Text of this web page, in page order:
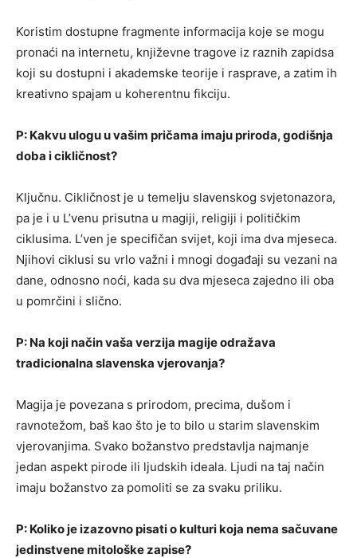
Koristim dostupne fragmente informacija koje se mogu
pronaći na internetu, književne tragove iz raznih zapidsa
koji su dostupni i akademske teorije i rasprave, a zatim ih
kreativno spajam u koherentnu fikciju.
P: Kakvu ulogu u vašim pričama imaju priroda, godišnja
doba i cikličnost?
Ključnu. Cikličnost je u temelju slavenskog svjetonazora,
pa je i u L’venu prisutna u magiji, religiji i političkim
ciklusima. L’ven je specifičan svijet, koji ima dva mjeseca.
Njihovi ciklusi su vrlo važni i mnogi događaji su vezani na
dane, odnosno noći, kada su dva mjeseca zajedno ili oba
u pomrčini i slično.
P: Na koji način vaša verzija magije odražava
tradicionalna slavenska vjerovanja?
Magija je povezana s prirodom, precima, dušom i
ravnotežom, baš kao što je to bilo u starim slavenskim
vjerovanjima. Svako božanstvo predstavlja najmanje
jedan aspekt pirode ili ljudskih ideala. Ljudi na taj način
imaju božanstvo za pomoliti se za svaku priliku.
P: Koliko je izazovno pisati o kulturi koja nema sačuvane
jedinstvene mitološke zapise?